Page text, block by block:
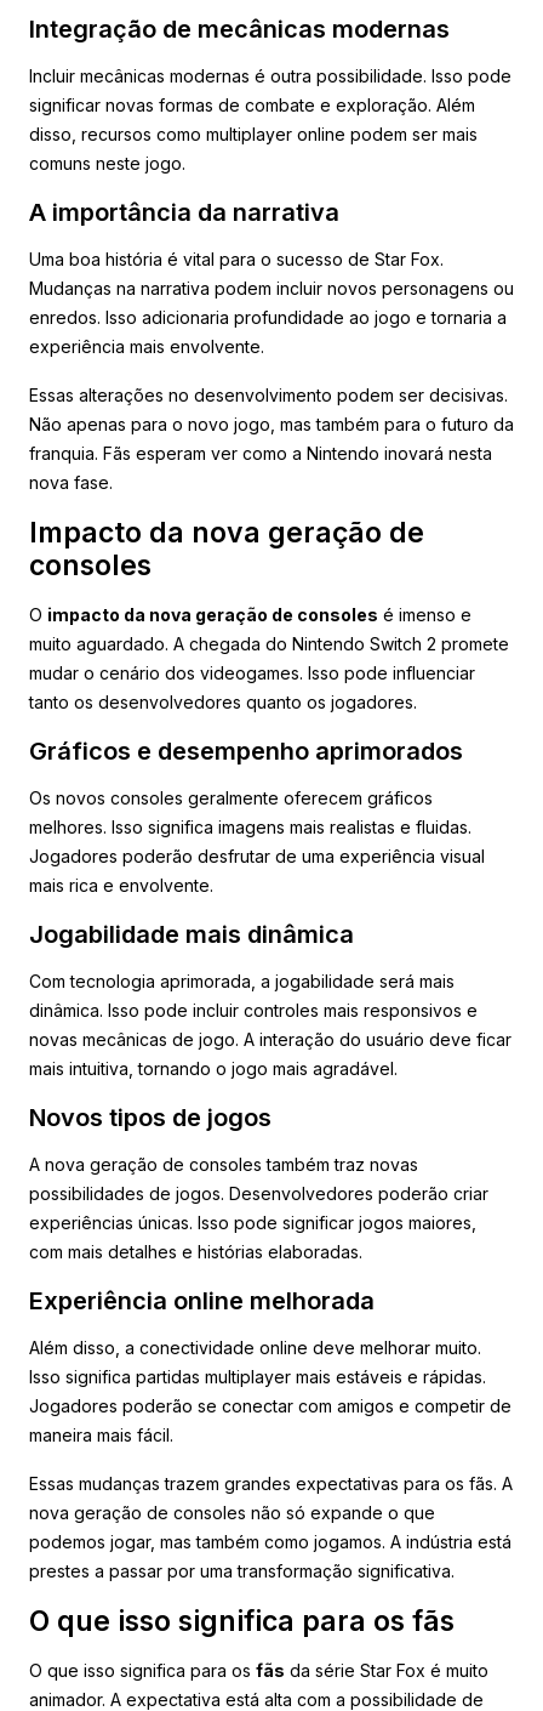
Integração de mecânicas modernas
Incluir mecânicas modernas é outra possibilidade. Isso pode
significar novas formas de combate e exploração. Além
disso, recursos como multiplayer online podem ser mais
comuns neste jogo.
A importância da narrativa
Uma boa história é vital para o sucesso de Star Fox.
Mudanças na narrativa podem incluir novos personagens ou
enredos. Isso adicionaria profundidade ao jogo e tornaria a
experiência mais envolvente.
Essas alterações no desenvolvimento podem ser decisivas.
Não apenas para o novo jogo, mas também para o futuro da
franquia. Fãs esperam ver como a Nintendo inovará nesta
nova fase.
Impacto da nova geração de
consoles
O impacto da nova geração de consoles é imenso e
muito aguardado. A chegada do Nintendo Switch 2 promete
mudar o cenário dos videogames. Isso pode influenciar
tanto os desenvolvedores quanto os jogadores.
Gráficos e desempenho aprimorados
Os novos consoles geralmente oferecem gráficos
melhores. Isso significa imagens mais realistas e fluidas.
Jogadores poderão desfrutar de uma experiência visual
mais rica e envolvente.
Jogabilidade mais dinâmica
Com tecnologia aprimorada, a jogabilidade será mais
dinâmica. Isso pode incluir controles mais responsivos e
novas mecânicas de jogo. A interação do usuário deve ficar
mais intuitiva, tornando o jogo mais agradável.
Novos tipos de jogos
A nova geração de consoles também traz novas
possibilidades de jogos. Desenvolvedores poderão criar
experiências únicas. Isso pode significar jogos maiores,
com mais detalhes e histórias elaboradas.
Experiência online melhorada
Além disso, a conectividade online deve melhorar muito.
Isso significa partidas multiplayer mais estáveis e rápidas.
Jogadores poderão se conectar com amigos e competir de
maneira mais fácil.
Essas mudanças trazem grandes expectativas para os fãs. A
nova geração de consoles não só expande o que
podemos jogar, mas também como jogamos. A indústria está
prestes a passar por uma transformação significativa.
O que isso significa para os fãs
O que isso significa para os fãs da série Star Fox é muito
animador. A expectativa está alta com a possibilidade de